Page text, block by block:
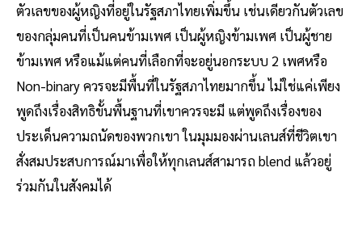
ตัวเลขของผู้หญิงที่อยู่ในรัฐสภาไทยเพิ่มขึ้น เช่นเดียวกันตัวเลข
ของกลุ่มคนที่เป็นคนข้ามเพศ เป็นผู้หญิงข้ามเพศ เป็นผู้ชาย
ข้ามเพศ หรือแม้แต่คนที่เลือกที่จะอยู่นอกระบบ 2 เพศหรือ
Non-binary ควรจะมีพื้นที่ในรัฐสภาไทยมากขึ้น ไม่ใช่แค่เพียง
พูดถึงเรื่องสิทธิขั้นพื้นฐานที่เขาควรจะมี แต่พูดถึงเรื่องของ
ประเด็นความถนัดของพวกเขา ในมุมมองผ่านเลนส์ที่ชีวิตเขา
สั่งสมประสบการณ์มาเพื่อให้ทุกเลนส์สามารถ blend แล้วอยู่
ร่วมกันในสังคมได้